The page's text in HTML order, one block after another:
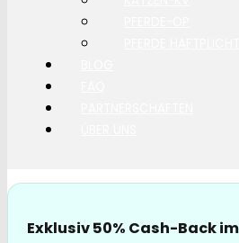
Exklusiv 50% Cash-Back